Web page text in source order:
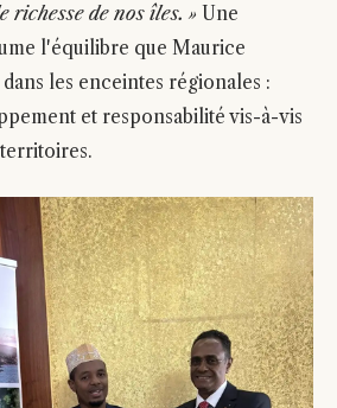
de nos îles. » Une
l'équilibre que Maurice
les enceintes régionales :
et responsabilité vis-à-vis